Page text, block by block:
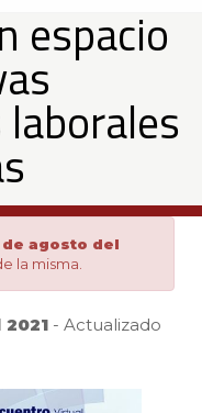
espacio
de agosto del
la misma.
- Actualizado